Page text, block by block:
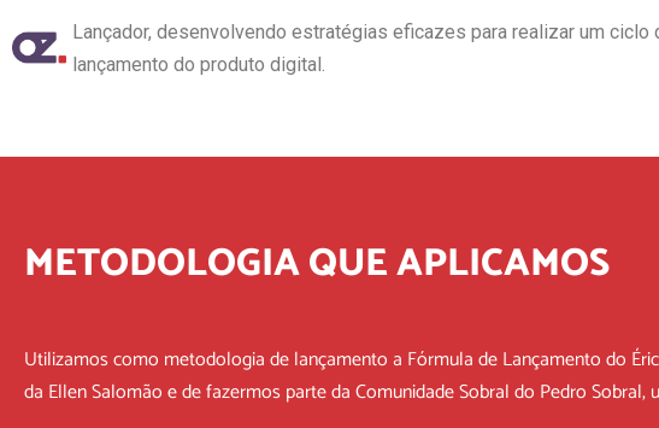
Lançador, desenvolvendo estratégias eficazes para realizar um
lançamento do produto digital.
METODOLOGIA QUE APLICAMOS
Utilizamos como metodologia de lançamento a Fórmula de Lançamento do
da Ellen Salomão e de fazermos parte da Comunidade Sobral do Pedro